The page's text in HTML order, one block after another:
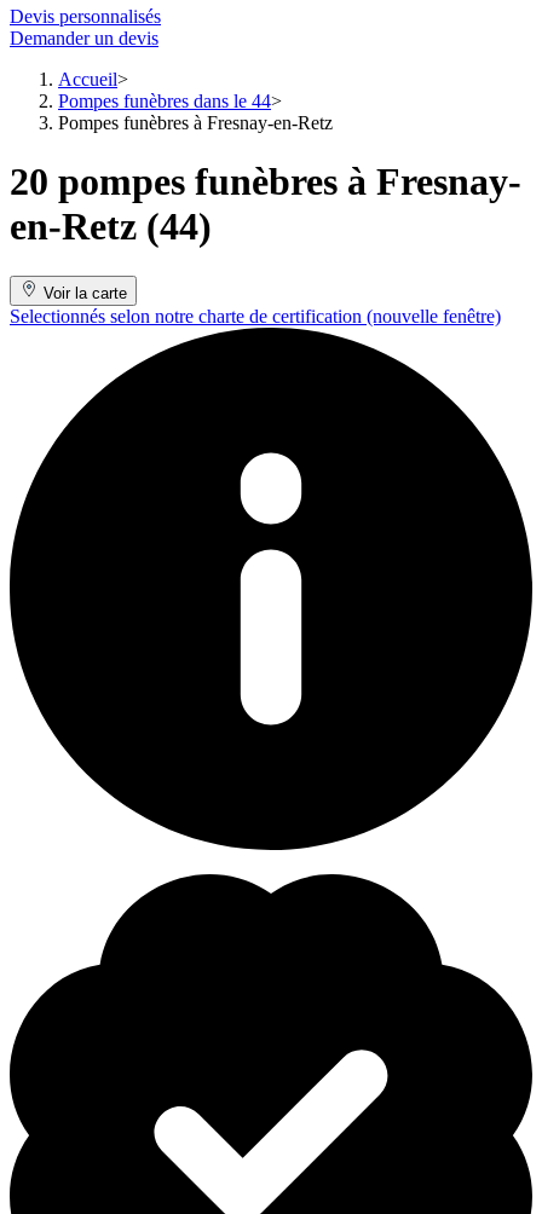
Devis personnalisés
Demander un devis
Accueil
Pompes funèbres dans le 44
Pompes funèbres à Fresnay-en-Retz
20 pompes funèbres à Fresnay-
en-Retz (44)
Voir la carte
Selectionnés selon notre charte de certification (nouvelle fenêtre)